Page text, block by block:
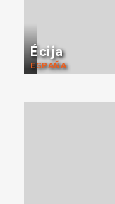
Écija
ESPAÑA